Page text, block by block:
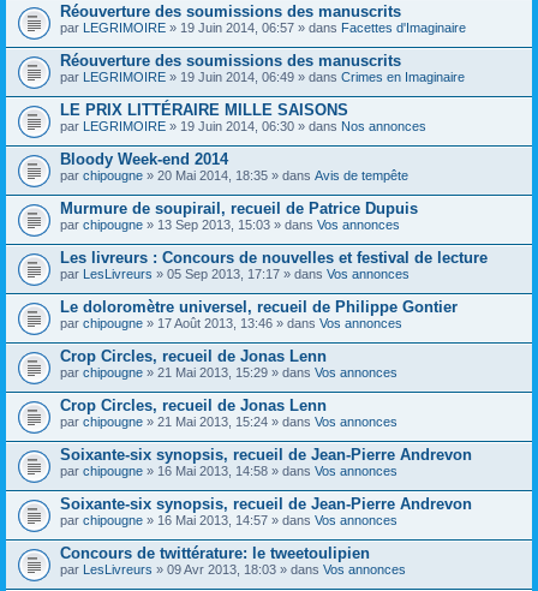
Réouverture des soumissions des manuscrits
par LEGRIMOIRE » 19 Juin 2014, 06:57 » dans Facettes d'Imaginaire
Réouverture des soumissions des manuscrits
par LEGRIMOIRE » 19 Juin 2014, 06:49 » dans Crimes en Imaginaire
LE PRIX LITTÉRAIRE MILLE SAISONS
par LEGRIMOIRE » 19 Juin 2014, 06:30 » dans Nos annonces
Bloody Week-end 2014
par chipougne » 20 Mai 2014, 18:35 » dans Avis de tempête
Murmure de soupirail, recueil de Patrice Dupuis
par chipougne » 13 Sep 2013, 15:03 » dans Vos annonces
Les livreurs : Concours de nouvelles et festival de lecture
par LesLivreurs » 05 Sep 2013, 17:17 » dans Vos annonces
Le doloromètre universel, recueil de Philippe Gontier
par chipougne » 17 Août 2013, 13:46 » dans Vos annonces
Crop Circles, recueil de Jonas Lenn
par chipougne » 21 Mai 2013, 15:29 » dans Vos annonces
Crop Circles, recueil de Jonas Lenn
par chipougne » 21 Mai 2013, 15:24 » dans Vos annonces
Soixante-six synopsis, recueil de Jean-Pierre Andrevon
par chipougne » 16 Mai 2013, 14:58 » dans Vos annonces
Soixante-six synopsis, recueil de Jean-Pierre Andrevon
par chipougne » 16 Mai 2013, 14:57 » dans Vos annonces
Concours de twittérature: le tweetoulipien
par LesLivreurs » 09 Avr 2013, 18:03 » dans Vos annonces